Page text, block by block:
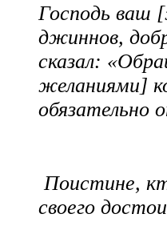
Господь ваш
джиннов,
сказал:
желаниями]
обязательно
Поистине,
своего